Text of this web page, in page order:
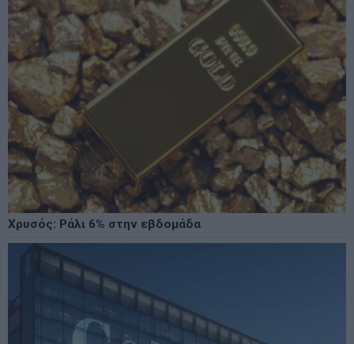
Χρυσός: Ράλι 6% στην εβδομάδα